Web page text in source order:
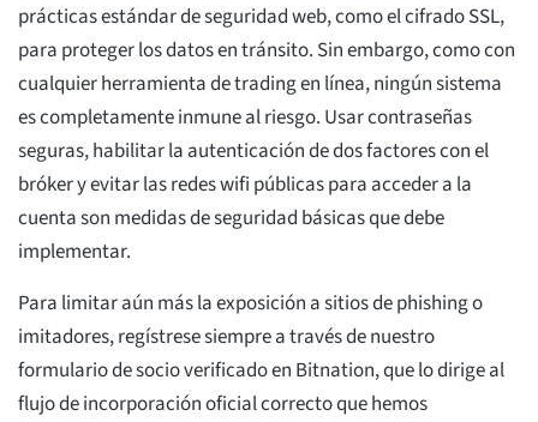
prácticas estándar de seguridad web, como el cifrado SSL,
para proteger los datos en tránsito. Sin embargo, como con
cualquier herramienta de trading en línea, ningún sistema
es completamente inmune al riesgo. Usar contraseñas
seguras, habilitar la autenticación de dos factores con el
bróker y evitar las redes wifi públicas para acceder a la
cuenta son medidas de seguridad básicas que debe
implementar.
Para limitar aún más la exposición a sitios de phishing o
imitadores, regístrese siempre a través de nuestro
formulario de socio verificado en Bitnation, que lo dirige al
flujo de incorporación oficial correcto que hemos